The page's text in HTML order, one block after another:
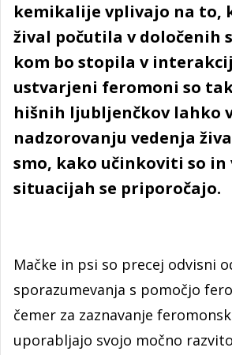
kemikalije vplivajo na to,
žival počutila v določenih
kom bo stopila v
ustvarjeni feromoni so
hišnih ljubljenčkov lahko
nadzorovanju vedenja
smo, kako učinkoviti so in
situacijah se priporočajo.
Mačke in psi so precej odvisni
sporazumevanja s pomočjo
čemer za zaznavanje
uporabljajo svojo močno